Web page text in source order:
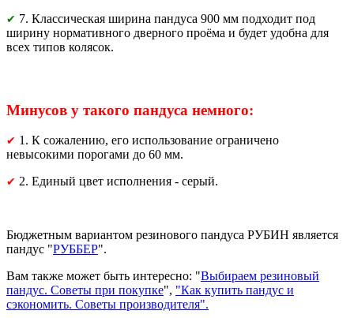
✔ 7. Классическая ширина пандуса 900 мм подходит под
ширину нормативного дверного проёма и будет удобна для
всех типов колясок.
Минусов у такого пандуса немного:
✔ 1. К сожалению, его использование ограничено
невысокими порогами до 60 мм.
✔ 2. Единый цвет исполнения - серый.
Бюджетным вариантом резинового пандуса РУБИН является
пандус "РУББЕР".
Вам также может быть интересно: "Выбираем резиновый
пандус. Советы при покупке", "Как купить пандус и
сэкономить. Советы производителя".